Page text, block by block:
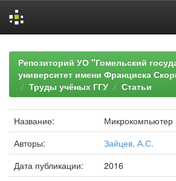
navigationРепозиторий УО "Гомельский
университет имени Франциска
Труды учёных ГГУ
Статьи
Название:
Микрокомпьютер
Авторы:
Зайцев, А.С.
Дата публикации:
2016